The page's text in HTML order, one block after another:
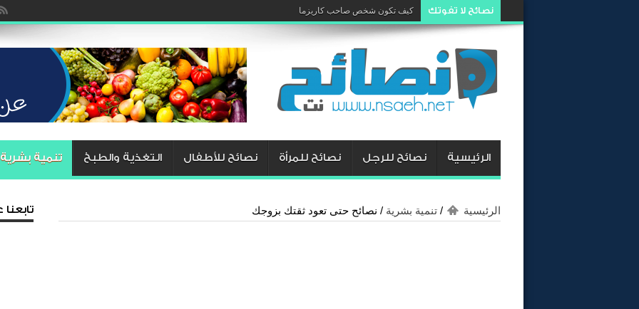
نصائح لا تفوتك كيف تكون شخص صاحب كاريزما
الرئيسية نصائح للرجل نصائح للمرأة نصائح للأطفال التغذية والطبخ تنمية بشرية
الرئيسية /تنمية بشرية / نصائح حتى تعود ثقتك بزوجك